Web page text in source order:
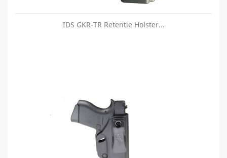
IDS GKR-TR Retentie Holster...